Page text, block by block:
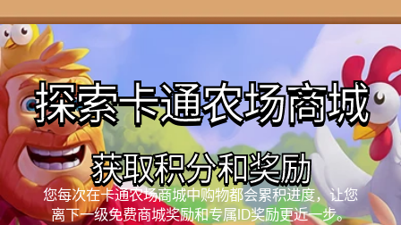
探索卡通农场商城
获取积分和奖励
您每次在卡通农场商城中购物都会累积进度，让您
离下一级免费商城奖励和专属ID奖励更近一步。